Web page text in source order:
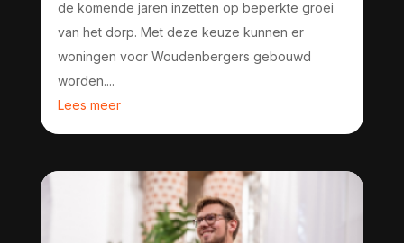
de komende jaren inzetten op beperkte groei
van het dorp. Met deze keuze kunnen er
woningen voor Woudenbergers gebouwd
worden....
Lees meer